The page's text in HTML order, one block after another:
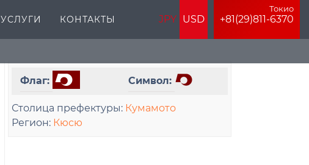
УСЛУГИ КОНТАКТЫ JPY USD
Токио
+81(29)811-6370
Флаг: Символ:
Столица префектуры: Кумамото
Регион: Кюсю